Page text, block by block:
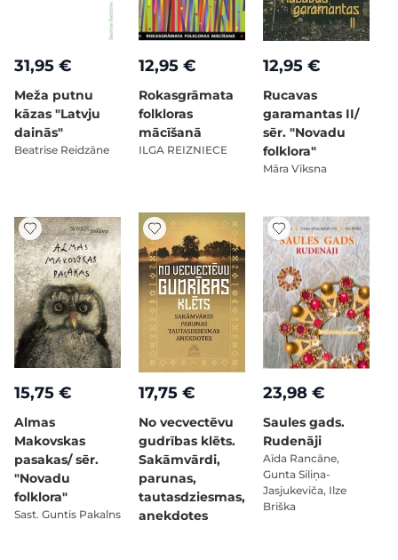
31,95 €
Meža putnu
kāzas "Latvju
dainās"
Beatrise Reidzāne
12,95 €
Rokasgrāmata
folkloras
mācīšanā
ILGA REIZNIECE
12,95 €
Rucavas
garamantas II/
sēr. "Novadu
folklora"
Māra Vīksna
15,75 €
Almas
Makovskas
pasakas/ sēr.
"Novadu
folklora"
Sast. Guntis Pakalns
17,75 €
No vecvectēvu
gudrības klēts.
Sakāmvārdi,
parunas,
tautasdziesmas,
anekdotes
23,98 €
Saules gads.
Rudenāji
Aīda Rancāne,
Gunta Siliņa-
Jasjukeviča, Ilze
Briška